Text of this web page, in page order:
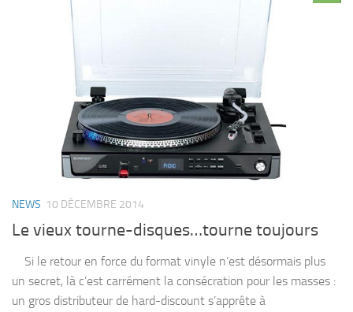
NEWS 10 DÉCEMBRE 2014
Le vieux tourne-disques…tourne toujours
Si le retour en force du format vinyle n’est désormais plus
un secret, là c’est carrément la consécration pour les masses :
un gros distributeur de hard-discount s’apprête à